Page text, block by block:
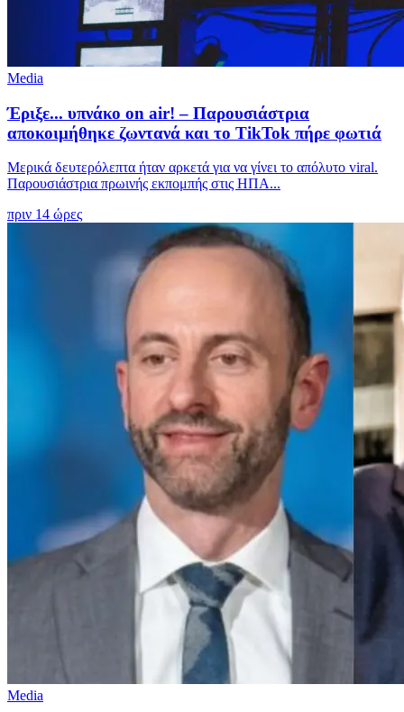
Media
Έριξε... υπνάκο on air! – Παρουσιάστρια
αποκοιμήθηκε ζωντανά και το TikTok πήρε φωτιά
Μερικά δευτερόλεπτα ήταν αρκετά για να γίνει το απόλυτο viral.
Παρουσιάστρια πρωινής εκπομπής στις ΗΠΑ...
πριν 14 ώρες
Media